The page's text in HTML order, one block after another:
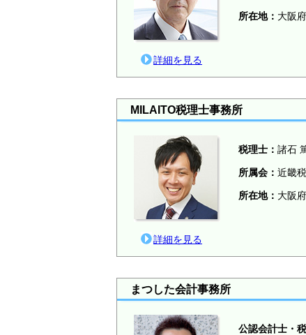
詳細を見る
所在地： 大阪
MILAITO税理士事務所
詳細を見る
税理士： 諸石
所属会： 近畿
所在地： 大阪
まつした会計事務所
公認会計士・